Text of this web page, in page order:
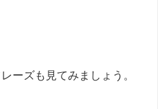
ーズも見てみましょう。